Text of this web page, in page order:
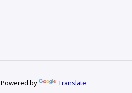
Powered by
Translate